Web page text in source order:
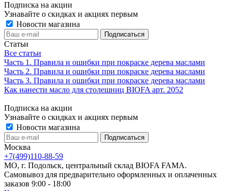
Подписка на акции
Узнавайте о скидках и акциях первым
Новости магазина
Статьи
Все статьи
Часть 1. Правила и ошибки при покраске дерева маслами
Часть 2. Правила и ошибки при покраске дерева маслами
Часть 3. Правила и ошибки при покраске дерева маслами
Как нанести масло для столешниц BIOFA арт. 2052
Подписка на акции
Узнавайте о скидках и акциях первым
Новости магазина
Москва
+7(499)110-88-59
МО, г. Подольск, центральный склад BIOFA FAMA.
Самовывоз для предварительно оформленных и оплаченных
заказов 9:00 - 18:00